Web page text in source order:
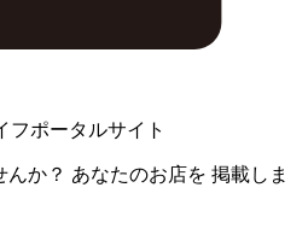
フポータルサイト
んか？ あなたのお店を 掲載しま